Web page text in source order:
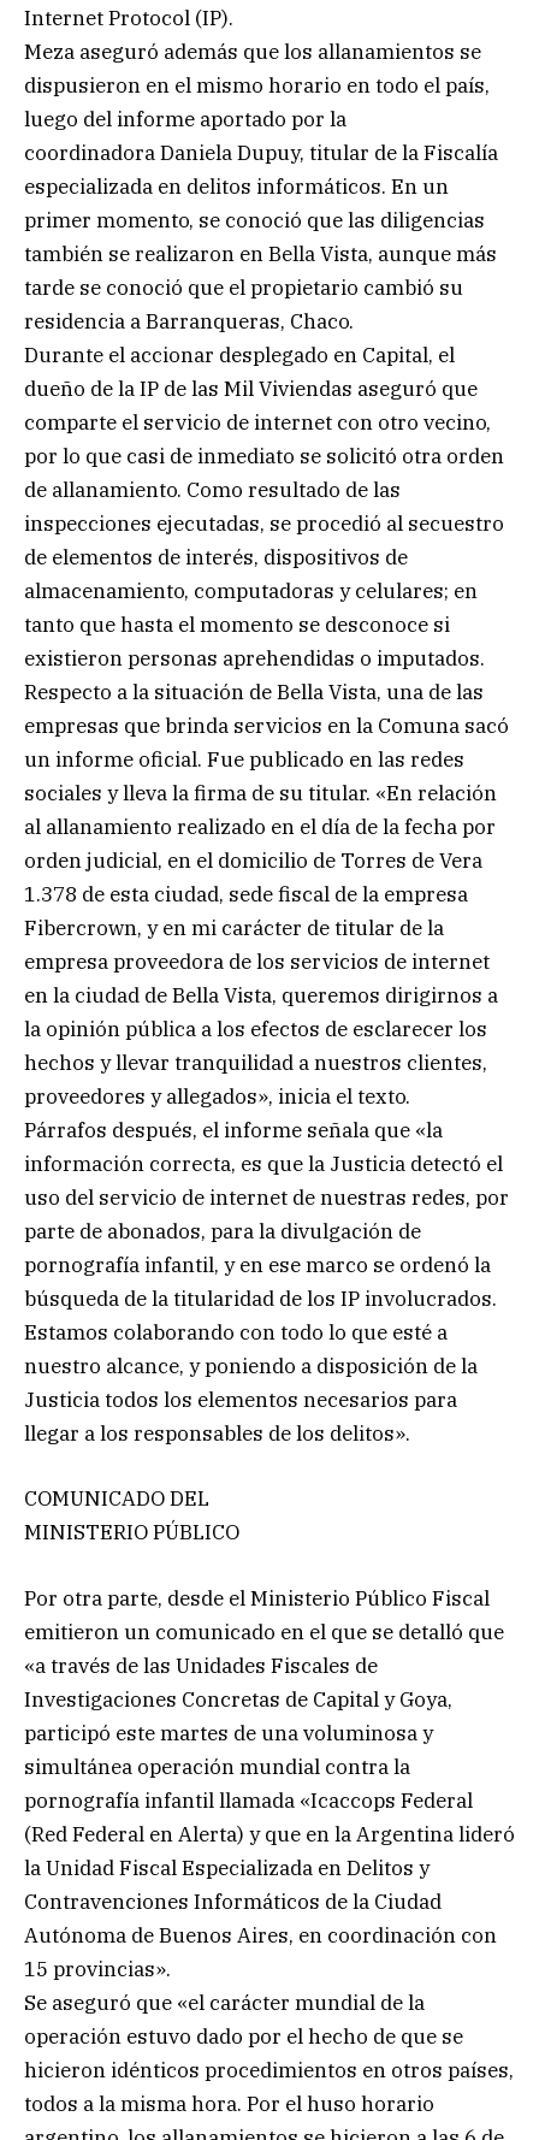
Internet Protocol (IP).
Meza aseguró además que los allanamientos se
dispusieron en el mismo horario en todo el país,
luego del informe aportado por la
coordinadora Daniela Dupuy, titular de la Fiscalía
especializada en delitos informáticos. En un
primer momento, se conoció que las diligencias
también se realizaron en Bella Vista, aunque más
tarde se conoció que el propietario cambió su
residencia a Barranqueras, Chaco.
Durante el accionar desplegado en Capital, el
dueño de la IP de las Mil Viviendas aseguró que
comparte el servicio de internet con otro vecino,
por lo que casi de inmediato se solicitó otra orden
de allanamiento. Como resultado de las
inspecciones ejecutadas, se procedió al secuestro
de elementos de interés, dispositivos de
almacenamiento, computadoras y celulares; en
tanto que hasta el momento se desconoce si
existieron personas aprehendidas o imputados.
Respecto a la situación de Bella Vista, una de las
empresas que brinda servicios en la Comuna sacó
un informe oficial. Fue publicado en las redes
sociales y lleva la firma de su titular. «En relación
al allanamiento realizado en el día de la fecha por
orden judicial, en el domicilio de Torres de Vera
1.378 de esta ciudad, sede fiscal de la empresa
Fibercrown, y en mi carácter de titular de la
empresa proveedora de los servicios de internet
en la ciudad de Bella Vista, queremos dirigirnos a
la opinión pública a los efectos de esclarecer los
hechos y llevar tranquilidad a nuestros clientes,
proveedores y allegados», inicia el texto.
Párrafos después, el informe señala que «la
información correcta, es que la Justicia detectó el
uso del servicio de internet de nuestras redes, por
parte de abonados, para la divulgación de
pornografía infantil, y en ese marco se ordenó la
búsqueda de la titularidad de los IP involucrados.
Estamos colaborando con todo lo que esté a
nuestro alcance, y poniendo a disposición de la
Justicia todos los elementos necesarios para
llegar a los responsables de los delitos».
COMUNICADO DEL
MINISTERIO PÚBLICO
Por otra parte, desde el Ministerio Público Fiscal
emitieron un comunicado en el que se detalló que
«a través de las Unidades Fiscales de
Investigaciones Concretas de Capital y Goya,
participó este martes de una voluminosa y
simultánea operación mundial contra la
pornografía infantil llamada «Icaccops Federal
(Red Federal en Alerta) y que en la Argentina lideró
la Unidad Fiscal Especializada en Delitos y
Contravenciones Informáticos de la Ciudad
Autónoma de Buenos Aires, en coordinación con
15 provincias».
Se aseguró que «el carácter mundial de la
operación estuvo dado por el hecho de que se
hicieron idénticos procedimientos en otros países,
todos a la misma hora. Por el huso horario